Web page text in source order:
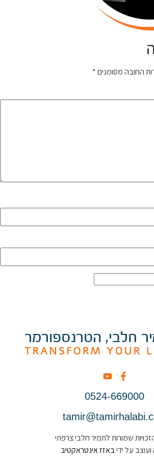
החובה מסומנים*
0524-669000
שמורות לתמיר חלבי צרפתי
על ידיבאזז אינטראקטיב